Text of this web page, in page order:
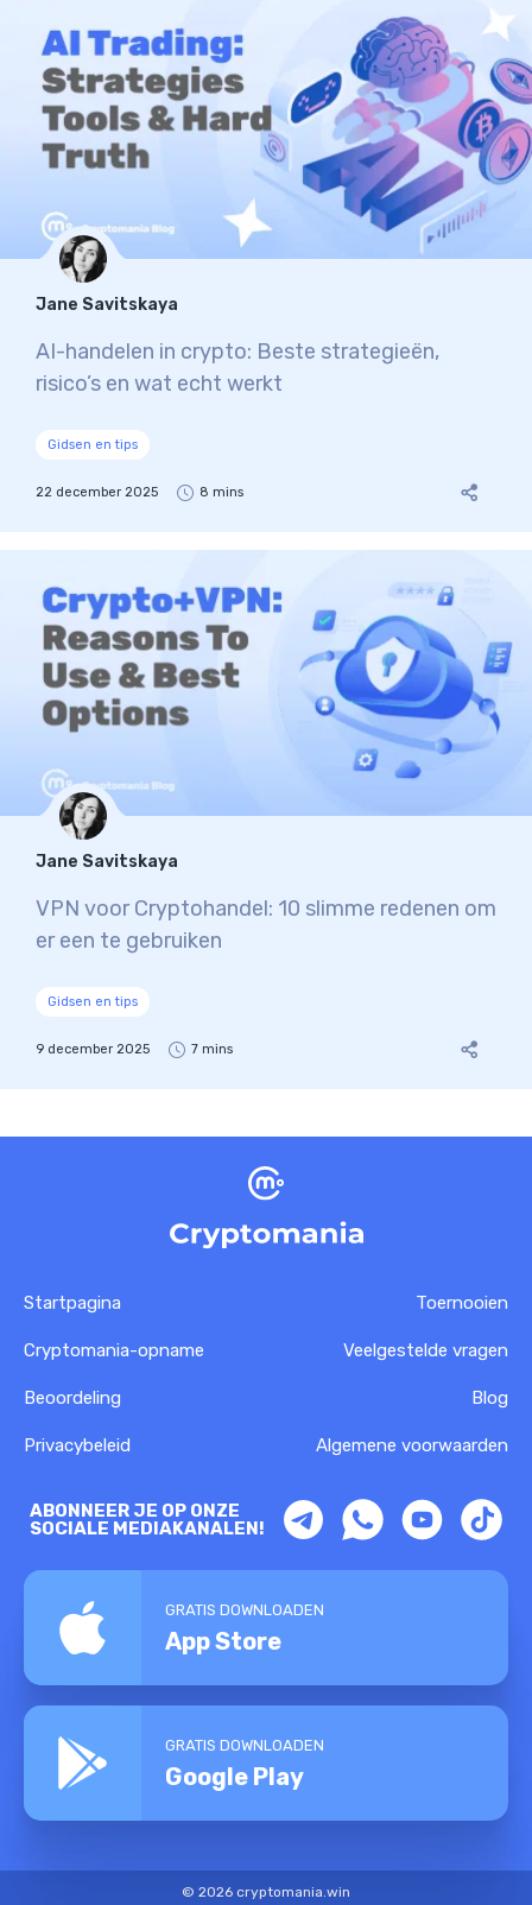
Jane Savitskaya
AI-handelen in crypto: Beste strategieën,
risico’s en wat echt werkt
Gidsen en tips
22 december 2025 8 mins
Jane Savitskaya
VPN voor Cryptohandel: 10 slimme redenen om
er een te gebruiken
Gidsen en tips
9 december 2025 7 mins
Startpagina Toernooien
Cryptomania-opname Veelgestelde vragen
Beoordeling Blog
Privacybeleid Algemene voorwaarden
ABONNEER JE OP ONZE
SOCIALE MEDIAKANALEN!
GRATIS DOWNLOADEN
App Store
GRATIS DOWNLOADEN
Google Play
© 2026 cryptomania.win